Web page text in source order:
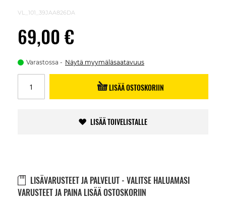
VL_101_39JAA826DA
69,00 €
Varastossa Näytä myymäläsaatavuus
LISÄÄ OSTOSKORIIN
LISÄÄ TOIVELISTALLE
LISÄVARUSTEET JA PALVELUT - VALITSE HALUAMASI
VARUSTEET JA PAINA LISÄÄ OSTOSKORIIN
images